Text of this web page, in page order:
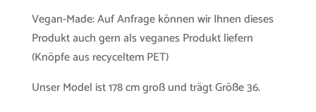
Vegan-Made: Auf Anfrage können wir Ihnen dieses
Produkt auch gern als veganes Produkt liefern
(Knöpfe aus recyceltem PET)
Unser Model ist 178 cm groß und trägt Größe 36.